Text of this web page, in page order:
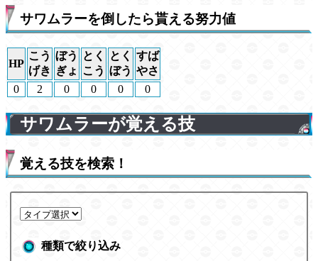
サワムラーを倒したら貰える努力値
HP
こう
げき
ぼう
ぎょ
とく
こう
とく
ぼう
すば
やさ
0
2 0 0 0 0
サワムラーが覚える技
覚える技を検索！
種類で絞り込み